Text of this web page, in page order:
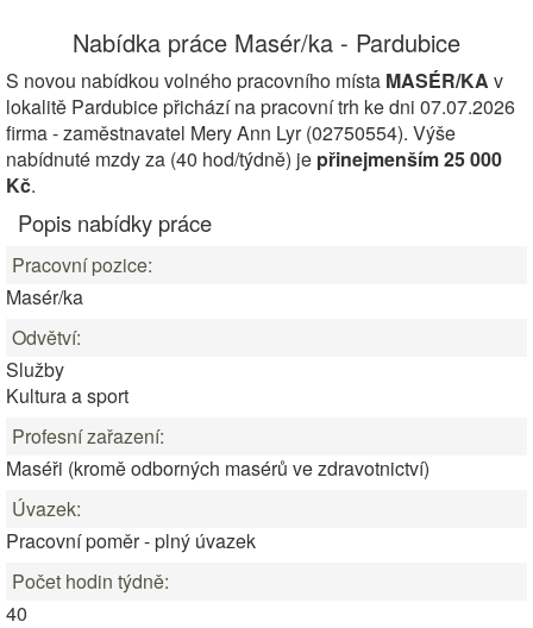
Nabídka práce Masér/ka - Pardubice
S novou nabídkou volného pracovního místa MASÉR/KA v
lokalitě Pardubice přichází na pracovní trh ke dni 07.07.2026
firma - zaměstnavatel Mery Ann Lyr (02750554). Výše
nabídnuté mzdy za (40 hod/týdně) je přinejmenším 25 000
Kč.
Popis nabídky práce
Pracovní pozice:
Masér/ka
Odvětví:
Služby
Kultura a sport
Profesní zařazení:
Maséři (kromě odborných masérů ve zdravotnictví)
Úvazek:
Pracovní poměr - plný úvazek
Počet hodin týdně:
40